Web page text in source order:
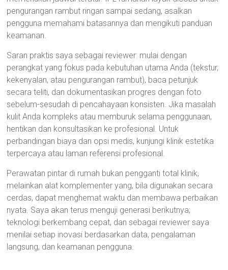
pengurangan rambut ringan sampai sedang, asalkan
pengguna memahami batasannya dan mengikuti panduan
keamanan.
Saran praktis saya sebagai reviewer: mulai dengan
perangkat yang fokus pada kebutuhan utama Anda (tekstur,
kekenyalan, atau pengurangan rambut), baca petunjuk
secara teliti, dan dokumentasikan progres dengan foto
sebelum-sesudah di pencahayaan konsisten. Jika masalah
kulit Anda kompleks atau memburuk selama penggunaan,
hentikan dan konsultasikan ke profesional. Untuk
perbandingan biaya dan opsi medis, kunjungi klinik estetika
terpercaya atau laman referensi profesional.
Perawatan pintar di rumah bukan pengganti total klinik,
melainkan alat komplementer yang, bila digunakan secara
cerdas, dapat menghemat waktu dan membawa perbaikan
nyata. Saya akan terus menguji generasi berikutnya;
teknologi berkembang cepat, dan sebagai reviewer saya
menilai setiap inovasi berdasarkan data, pengalaman
langsung, dan keamanan pengguna.